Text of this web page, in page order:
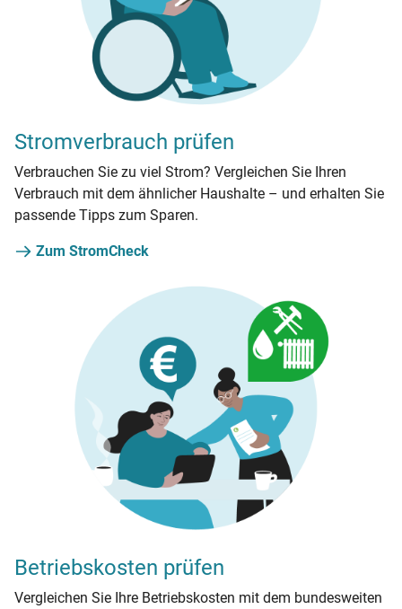
Stromverbrauch prüfen
Verbrauchen Sie zu viel Strom? Vergleichen Sie Ihren
Verbrauch mit dem ähnlicher Haushalte – und erhalten Sie
passende Tipps zum Sparen.
Zum StromCheck
Betriebskosten prüfen
Vergleichen Sie Ihre Betriebskosten mit dem bundesweiten